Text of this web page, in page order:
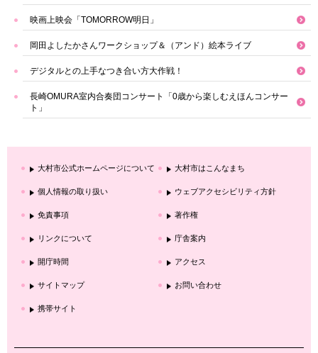
映画上映会「TOMORROW明日」
岡田よしたかさんワークショップ＆（アンド）絵本ライブ
デジタルとの上手なつき合い方大作戦！
長崎OMURA室内合奏団コンサート「0歳から楽しむえほんコンサー
ト」
大村市公式ホームページについて 大村市はこんなまち
個人情報の取り扱い ウェブアクセシビリティ方針
免責事項 著作権
リンクについて 庁舎案内
開庁時間 アクセス
サイトマップ お問い合わせ
携帯サイト